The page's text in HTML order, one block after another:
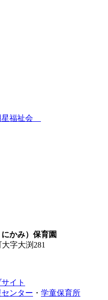
かみ）保育園
字大渕281
イト
ンター ・ 学童保育所